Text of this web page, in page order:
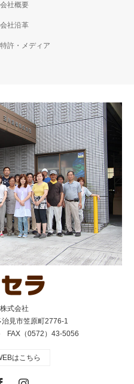
会社概要
会社沿革
特許・メディア
式会社
見市笠原町2776-1
FAX（0572）43-5056
はこちら